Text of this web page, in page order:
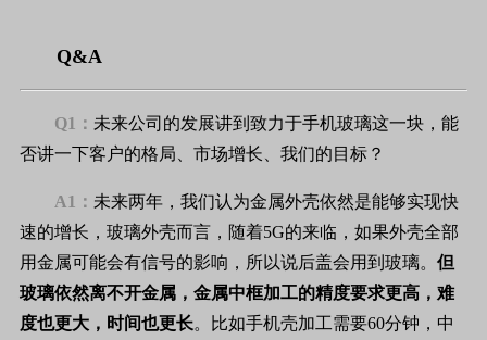
Q&A
Q1： 未来公司的发展讲到致力于手机玻璃这一块，能
否讲一下客户的格局、市场增长、我们的目标？
A1： 未来两年，我们认为金属外壳依然是能够实现快
速的增长，玻璃外壳而言，随着5G的来临，如果外壳全部
用金属可能会有信号的影响，所以说后盖会用到玻璃。 但
玻璃依然离不开金属，金属中框加工的精度要求更高，难
度也更大，时间也更长。比如手机壳加工需要60分钟，中